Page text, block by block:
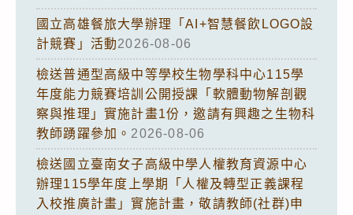
國立高雄餐旅大學辦理「AI+智慧餐飲LOGO設
計競賽」活動2026-08-06
檢送普通型高級中等學校生物學科中心115學
年度能力競賽培訓公開授課「軟體動物解剖觀
察與推理」實施計畫1份，邀請有興趣之生物科
教師踴躍參加。 2026-08-06
檢送國立臺南女子高級中學人權教育資源中心
辦理115學年度上學期「人權及轉型正義課程
入校推廣計畫」實施計畫，敬請教師(社群)申